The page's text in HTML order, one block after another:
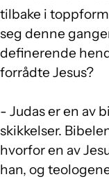
tilbake i
seg denne
definerende
forrådte Jesus?
- Judas er en av
skikkelser.
hvorfor en av
han, og